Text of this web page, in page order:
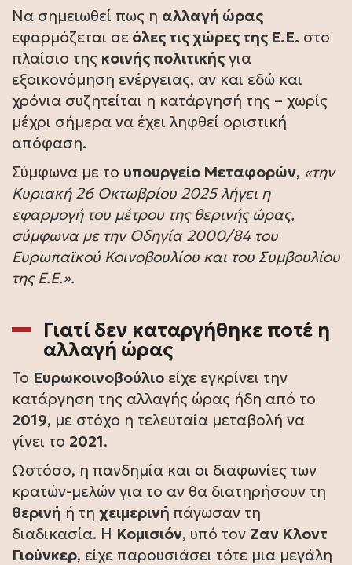
Να σημειωθεί πως η αλλαγή ώρας
εφαρμόζεται σε όλες τις χώρες της Ε.Ε. στο
πλαίσιο της κοινής πολιτικής για
εξοικονόμηση ενέργειας, αν και εδώ και
χρόνια συζητείται η κατάργησή της – χωρίς
μέχρι σήμερα να έχει ληφθεί οριστική
απόφαση.
Σύμφωνα με το υπουργείο Μεταφορών, «την
Κυριακή 26 Οκτωβρίου 2025 λήγει η
εφαρμογή του μέτρου της θερινής ώρας,
σύμφωνα με την Οδηγία 2000/84 του
Ευρωπαϊκού Κοινοβουλίου και του Συμβουλίου
της Ε.Ε.».
Γιατί δεν καταργήθηκε ποτέ η
αλλαγή ώρας
Το Ευρωκοινοβούλιο είχε εγκρίνει την
κατάργηση της αλλαγής ώρας ήδη από το
2019, με στόχο η τελευταία μεταβολή να
γίνει το 2021.
Ωστόσο, η πανδημία και οι διαφωνίες των
κρατών-μελών για το αν θα διατηρήσουν τη
θερινή ή τη χειμερινή πάγωσαν τη
διαδικασία. Η Κομισιόν, υπό τον Ζαν Κλοντ
Γιούνκερ, είχε παρουσιάσει τότε μια μεγάλη